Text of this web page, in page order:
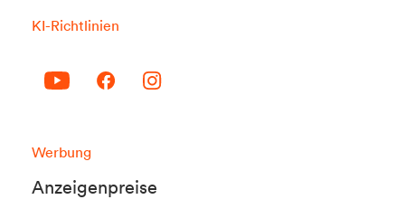
KI-Richtlinien
Werbung
Anzeigenpreise